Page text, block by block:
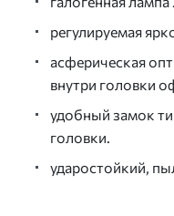
регулируемая
асферическая
внутри головки
удобный замок
головки.
ударостойкий,